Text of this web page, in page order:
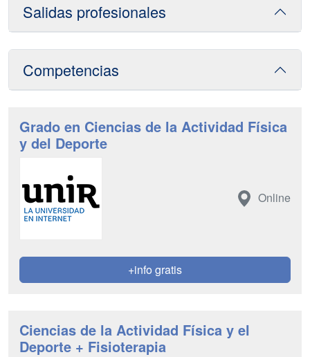
Salidas profesionales
Competencias
Grado en Ciencias de la Actividad Física
y del Deporte
Online
+info gratis
Ciencias de la Actividad Física y el
Deporte + Fisioterapia